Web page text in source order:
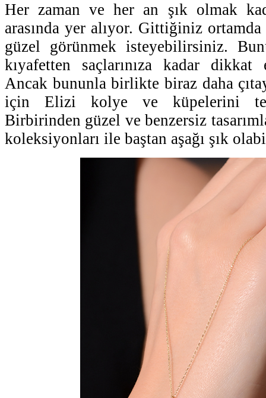
Her zaman ve her an şık olmak
arasında yer alıyor. Gittiğiniz
güzel görünmek isteyebilirsiniz.
kıyafetten saçlarınıza kadar dikkat
Ancak bununla birlikte biraz daha
için Elizi kolye ve küpelerini
Birbirinden güzel ve benzersiz
koleksiyonları ile baştan aşağı şık